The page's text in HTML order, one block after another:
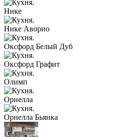
Нике
Нике Аворио
Оксфорд Белый Дуб
Оксфорд Графит
Олимп
Орнелла
Орнелла Бьянка